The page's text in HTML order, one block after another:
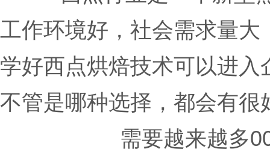
工作环境好，社会需求量
学好西点烘焙技术可以进
不管是哪种选择，都会有很
需要越来越多